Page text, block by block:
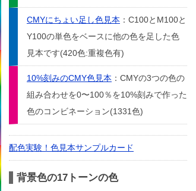
CMYにちょい足し色見本 ：C100とM100と
Y100の単色をベースに他の色を足した色
見本です(420色:重複色有)
10%刻みのCMY色見本 ：CMYの3つの色の
組み合わせを0〜100％を10%刻みで作った
色のコンビネーション(1331色)
配色実験！色見本サンプルカード
背景色の17トーンの色